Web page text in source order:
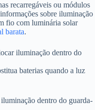
recarregáveis ou módulos
sobre iluminação
fio com luminária solar
barata.
iluminação dentro do
baterias quando a luz
dentro do guarda-